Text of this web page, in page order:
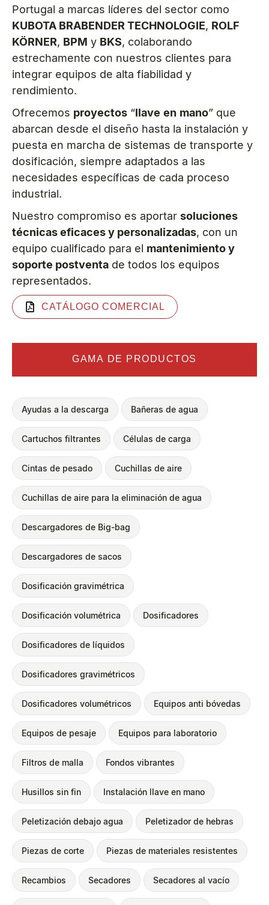
Portugal a marcas líderes del sector como
KUBOTA BRABENDER TECHNOLOGIE, ROLF
KÖRNER, BPM y BKS, colaborando
estrechamente con nuestros clientes para
integrar equipos de alta fiabilidad y
rendimiento.
Ofrecemos proyectos “llave en mano” que
abarcan desde el diseño hasta la instalación y
puesta en marcha de sistemas de transporte y
dosificación, siempre adaptados a las
necesidades específicas de cada proceso
industrial.
Nuestro compromiso es aportar soluciones
técnicas eficaces y personalizadas, con un
equipo cualificado para el mantenimiento y
soporte postventa de todos los equipos
representados.
CATÁLOGO COMERCIAL
GAMA DE PRODUCTOS
Ayudas a la descarga Bañeras de agua
Cartuchos filtrantes Células de carga
Cintas de pesado Cuchillas de aire
Cuchillas de aire para la eliminación de agua
Descargadores de Big-bag
Descargadores de sacos
Dosificación gravimétrica
Dosificación volumétrica Dosificadores
Dosificadores de líquidos
Dosificadores gravimétricos
Dosificadores volumétricos Equipos anti bóvedas
Equipos de pesaje Equipos para laboratorio
Filtros de malla Fondos vibrantes
Husillos sin fin Instalación llave en mano
Peletización debajo agua Peletizador de hebras
Piezas de corte Piezas de materiales resistentes
Recambios Secadores Secadores al vacío